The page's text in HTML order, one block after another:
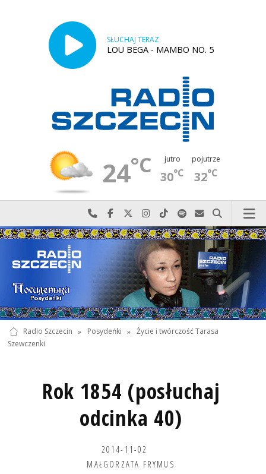
SŁUCHAJ TERAZ
LOU BEGA - MAMBO NO. 5
24°C jutro
30°C
pojutrze
32°C
Najlepiej po prostu do nas zadzwoń
Odwiedź nas na Facebook-u
Odwiedź nas na X
Odwiedź nas na Instagram-ie
Odwiedź nas na TikTok-u
Szukaj nas na Spotify
Wyślij do nas
Szukaj
Radio Szczecin » Posydeńki » Życie i twórczość Tarasa
Szewczenki
Rok 1854 (posłuchaj
odcinka 40)
2014-11-02
MAŁGORZATA FRYMUS